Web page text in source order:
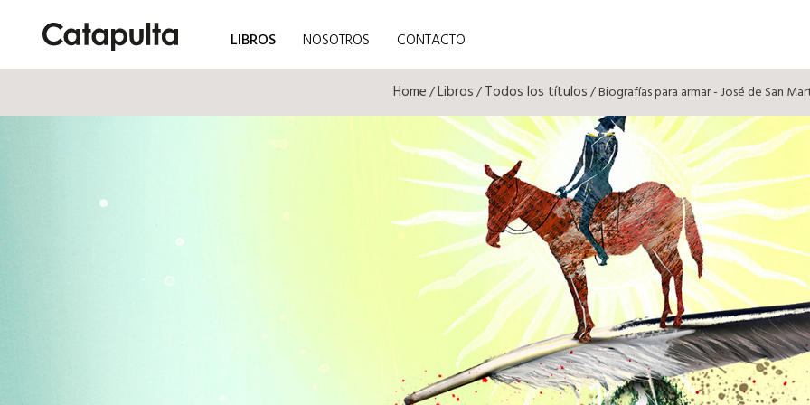
LIBROS NOSOTROS CONTACTO
Home/Libros/Todos los títulos/ Biografías para armar - José de San